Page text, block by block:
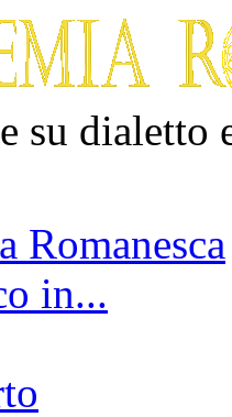
su
Romanesca
in...